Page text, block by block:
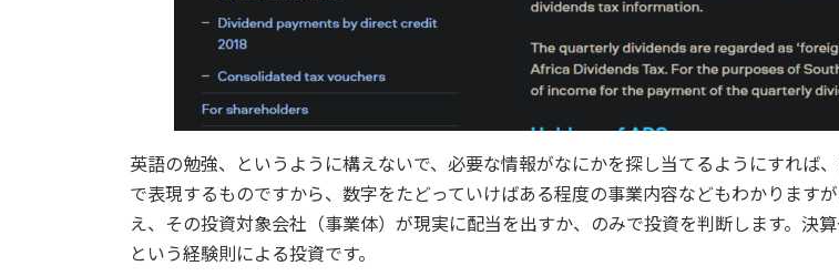
英語の勉強、というように構えないで、必要な情報がなにかを探し当てるようにすれば
で表現するものですから、数字をたどっていけばある程度の事業内容などもわかります
え、その投資対象会社（事業体）が現実に配当を出すか、のみで投資を判断します。決
という経験則による投資です。